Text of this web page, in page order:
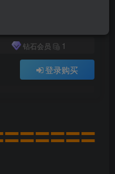
钻石会员 1
登录购买